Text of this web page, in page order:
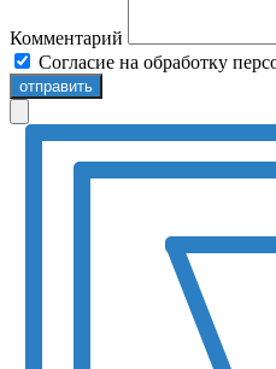
Комментарий
Согласие на обработку
отправить